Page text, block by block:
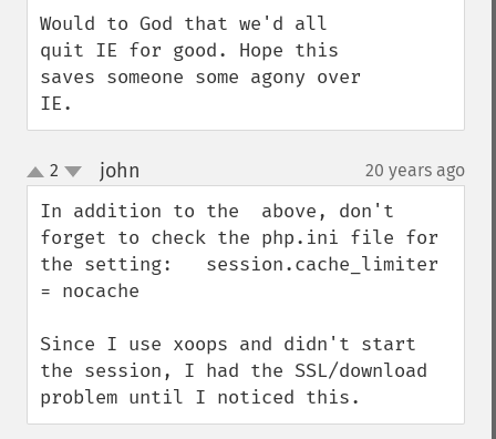
Would to God that we'd all
quit IE for good. Hope this
saves someone some agony over
IE.
up
down
2 john 20 years ago
In addition to the  above, don't
forget to check the php.ini file for
the setting:   session.cache_limiter
= nocache
Since I use xoops and didn't start
the session, I had the SSL/download
problem until I noticed this.